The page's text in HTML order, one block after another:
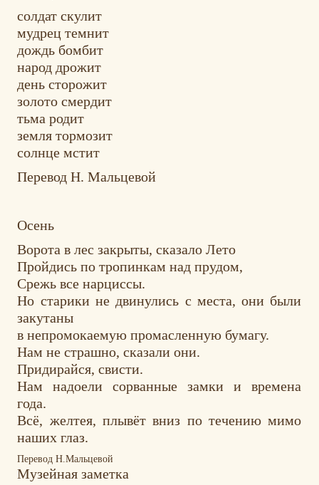
солдат скулит
мудрец темнит
дождь бомбит
народ дрожит
день сторожит
золото смердит
тьма родит
земля тормозит
солнце мстит
Перевод Н. Мальцевой
Осень
Ворота в лес закрыты, сказало Лето
Пройдись по тропинкам над прудом,
Срежь все нарциссы.
Но старики не двинулись с места, они были
закутаны
в непромокаемую промасленную бумагу.
Нам не страшно, сказали они.
Придирайся, свисти.
Нам надоели сорванные замки и времена
года.
Всё, желтея, плывёт вниз по течению мимо
наших глаз.
Перевод Н.Мальцевой
Музейная заметка